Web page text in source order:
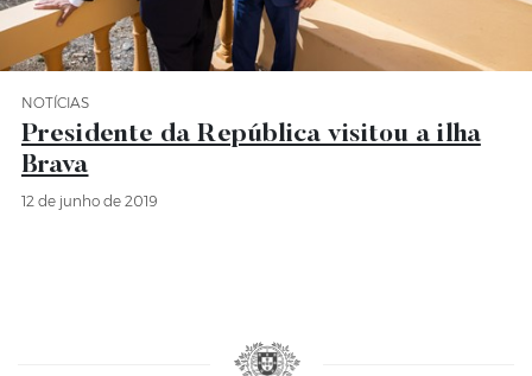
Categoria Notícias
NOTÍCIAS
Presidente da República visitou a ilha
Brava
12 de junho de 2019